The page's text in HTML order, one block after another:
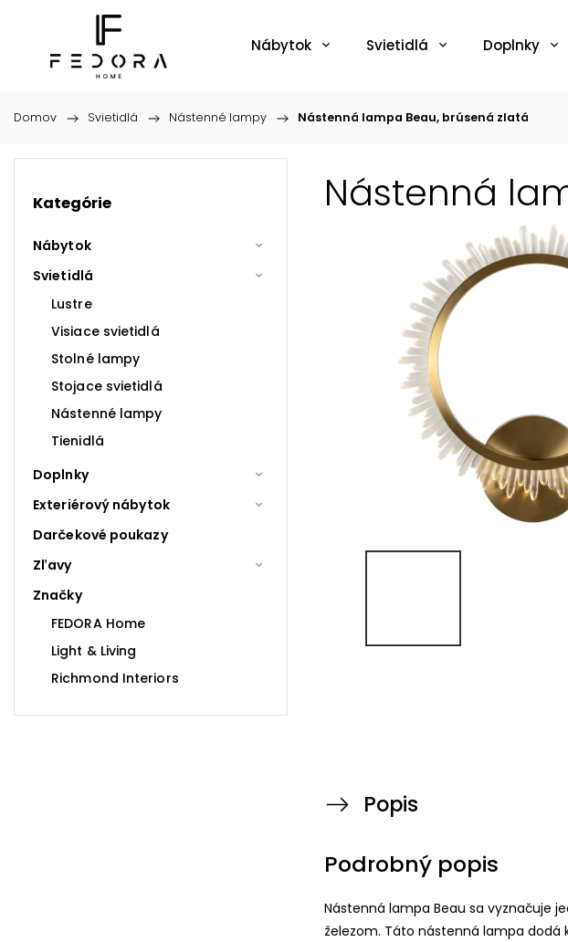
Nábytok Svietidlá Doplnky
Domov / Svietidlá / Nástenné lampy / Nástenná lampa Beau, brúsená zlatá
Kategórie
Nábytok
Svietidlá
Lustre
Visiace svietidlá
Stolné lampy
Stojace svietidlá
Nástenné lampy
Tienidlá
Doplnky
Exteriérový nábytok
Darčekové poukazy
Zľavy
Značky
FEDORA Home
Light & Living
Richmond Interiors
Nástenná
Popis
Podrobný popis
Nástenná lampa Beau sa vyznačuje
železom. Táto nástenná lampa